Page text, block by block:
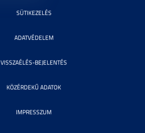
SÜTIKEZELÉS
ADATVÉDELEM
VISSZAÉLÉS-BEJELENTÉS
KÖZÉRDEKŰ ADATOK
IMPRESSZUM